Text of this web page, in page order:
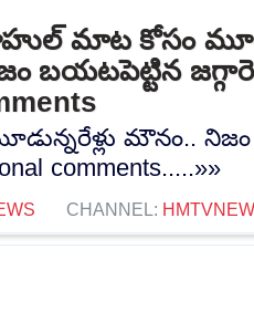
మాట కోసం
బయటపెట్టిన
మౌనం.. నిజం
comments.....»»
CHANNEL: